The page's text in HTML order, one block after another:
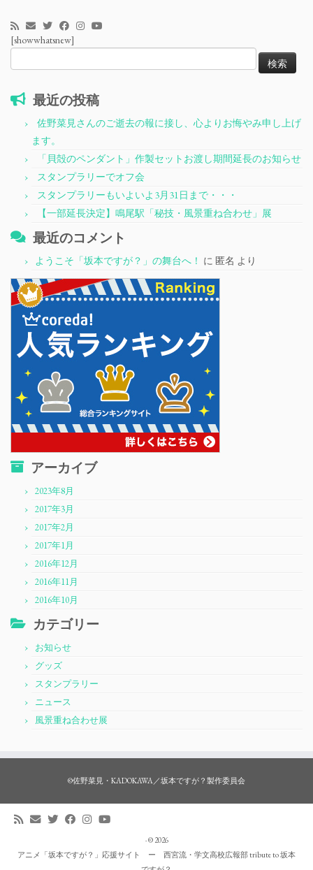
[showwhatsnew]
索:
最近の投稿
佐野菜見さんのご逝去の報に接し、心よりお悔やみ申し上げ
ます。
「貝殻のペンダント」作製セットお渡し期間延長のお知らせ
スタンプラリーでオフ会
スタンプラリーもいよいよ3月31日まで・・・
【一部延長決定】鳴尾駅「秘技・風景重ね合わせ」展
最近のコメント
ようこそ「坂本ですが？」の舞台へ！ に 匿名 より
アーカイブ
2023年8月
2017年3月
2017年2月
2017年1月
2016年12月
2016年11月
2016年10月
カテゴリー
お知らせ
グッズ
スタンプラリー
ニュース
風景重ね合わせ展
©佐野菜見・KADOKAWA／坂本ですが？製作委員会
·© 2026
アニメ「坂本ですが？」応援サイト ー 西宮流・学文高校広報部 tribute to 坂本